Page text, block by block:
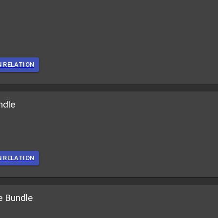
RELATION
RELATION
Bundle